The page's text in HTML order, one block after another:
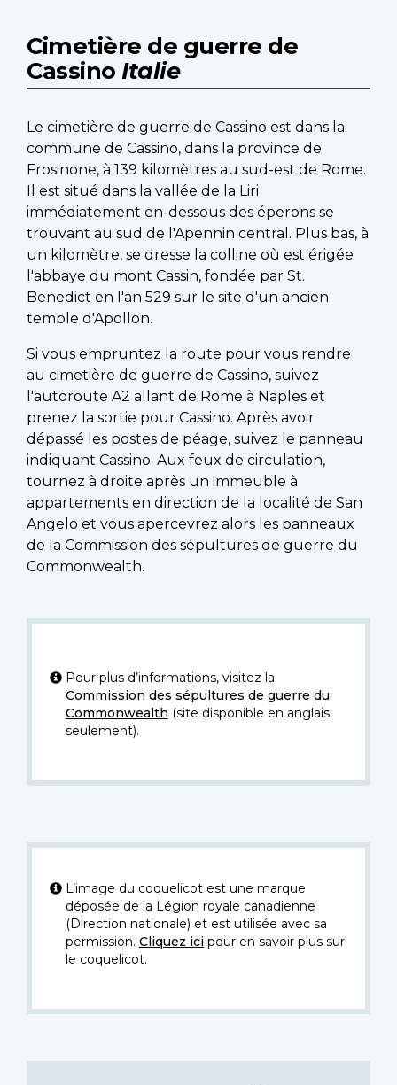
Cimetière de guerre de
Cassino Italie
Le cimetière de guerre de Cassino est dans la
commune de Cassino, dans la province de
Frosinone, à 139 kilomètres au sud-est de Rome.
Il est situé dans la vallée de la Liri
immédiatement en-dessous des éperons se
trouvant au sud de l'Apennin central. Plus bas, à
un kilomètre, se dresse la colline où est érigée
l'abbaye du mont Cassin, fondée par St.
Benedict en l'an 529 sur le site d'un ancien
temple d'Apollon.
Si vous empruntez la route pour vous rendre
au cimetière de guerre de Cassino, suivez
l'autoroute A2 allant de Rome à Naples et
prenez la sortie pour Cassino. Après avoir
dépassé les postes de péage, suivez le panneau
indiquant Cassino. Aux feux de circulation,
tournez à droite après un immeuble à
appartements en direction de la localité de San
Angelo et vous apercevrez alors les panneaux
de la Commission des sépultures de guerre du
Commonwealth.
Pour plus d’informations, visitez la
Commission des sépultures de guerre du
Commonwealth (site disponible en anglais
seulement).
L’image du coquelicot est une marque
déposée de la Légion royale canadienne
(Direction nationale) et est utilisée avec sa
permission. Cliquez icipour en savoir plus sur
le coquelicot.